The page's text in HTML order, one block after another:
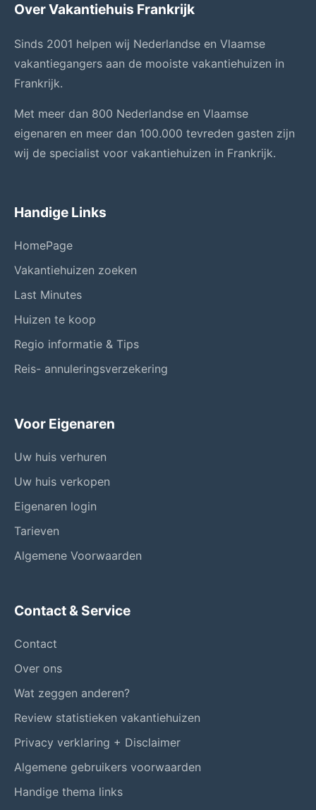
Over Vakantiehuis Frankrijk
Sinds 2001 helpen wij Nederlandse en Vlaamse
vakantiegangers aan de mooiste vakantiehuizen in
Frankrijk.
Met meer dan 800 Nederlandse en Vlaamse
eigenaren en meer dan 100.000 tevreden gasten zijn
wij de specialist voor vakantiehuizen in Frankrijk.
Handige Links
HomePage
Vakantiehuizen zoeken
Last Minutes
Huizen te koop
Regio informatie & Tips
Reis- annuleringsverzekering
Voor Eigenaren
Uw huis verhuren
Uw huis verkopen
Eigenaren login
Tarieven
Algemene Voorwaarden
Contact & Service
Contact
Over ons
Wat zeggen anderen?
Review statistieken vakantiehuizen
Privacy verklaring + Disclaimer
Algemene gebruikers voorwaarden
Handige thema links